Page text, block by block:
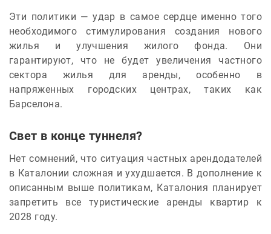
Эти политики — удар в самое сердце именно того
необходимого стимулирования создания нового
жилья и улучшения жилого фонда. Они
гарантируют, что не будет увеличения частного
сектора жилья для аренды, особенно в
напряженных городских центрах, таких как
Барселона.
Свет в конце туннеля?
Нет сомнений, что ситуация частных арендодателей
в Каталонии сложная и ухудшается. В дополнение к
описанным выше политикам, Каталония планирует
запретить все туристические аренды квартир к
2028 году.